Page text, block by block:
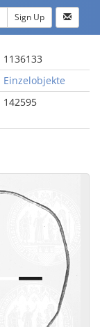
Sign Up
1136133
Einzelobjekte
142595